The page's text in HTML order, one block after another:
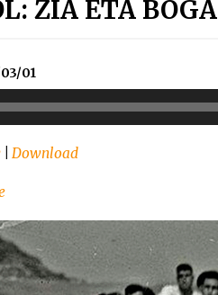
ZIA ETA BOGA
01
Download